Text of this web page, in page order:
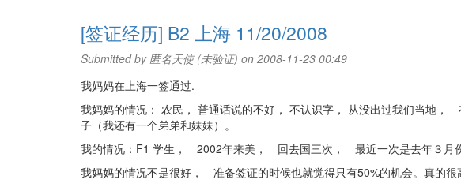
证
经
历]
B2
上
海
01/08/2009
过
[签证经历] B2 上海 11/20/2008
Submitted by 匿名天使 (未验证) on 2008-11-23 00:49
我妈妈在上海一签通过.
我妈妈的情况： 农民， 普通话说的不好， 不认识字， 从没出过我们当地
子（我还有一个弟弟和妹妹）。
我的情况：F1 学生， 2002年来美， 回去国三次， 最近一次是去年３
我妈妈的情况不是很好， 准备签证的时候也就觉得只有50%的机会。真的很